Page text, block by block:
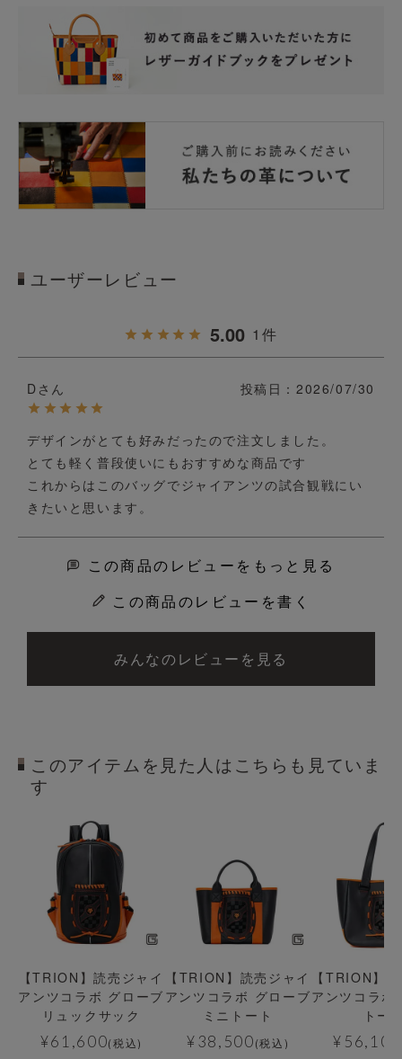
ユーザーレビュー
5.00 1
D 投稿日 2026/07/30
デザインがとても好みだったので注文しました。
とても軽く普段使いにもおすすめな商品です
これからはこのバッグでジャイアンツの試合観戦にい
きたいと思います。
この商品のレビューをもっと見る
この商品のレビューを書く
みんなのレビューを見る
このアイテムを見た人はこちらも見ていま
す
【TRION】読売ジャイ
アンツコラボ グローブ
リュックサック
¥61,600(税込)
【TRION】読売ジャイ
アンツコラボ グローブ
ミニトート
¥38,500(税込)
【TRION】
アンツコラボ
トー
¥ 56,100